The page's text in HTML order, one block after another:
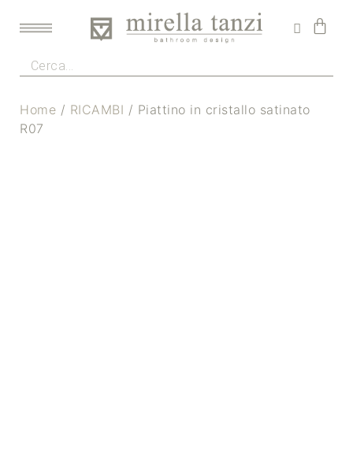
Home / RICAMBI / Piattino in cristallo satinato
R07